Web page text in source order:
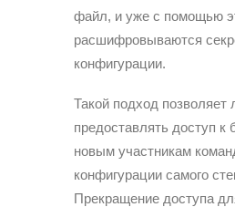
файл, и уже с помощью
расшифровываются
конфигурации.
Такой подход позволяет
предоставлять доступ к
новым участникам
конфигурации самого
Прекращение доступа